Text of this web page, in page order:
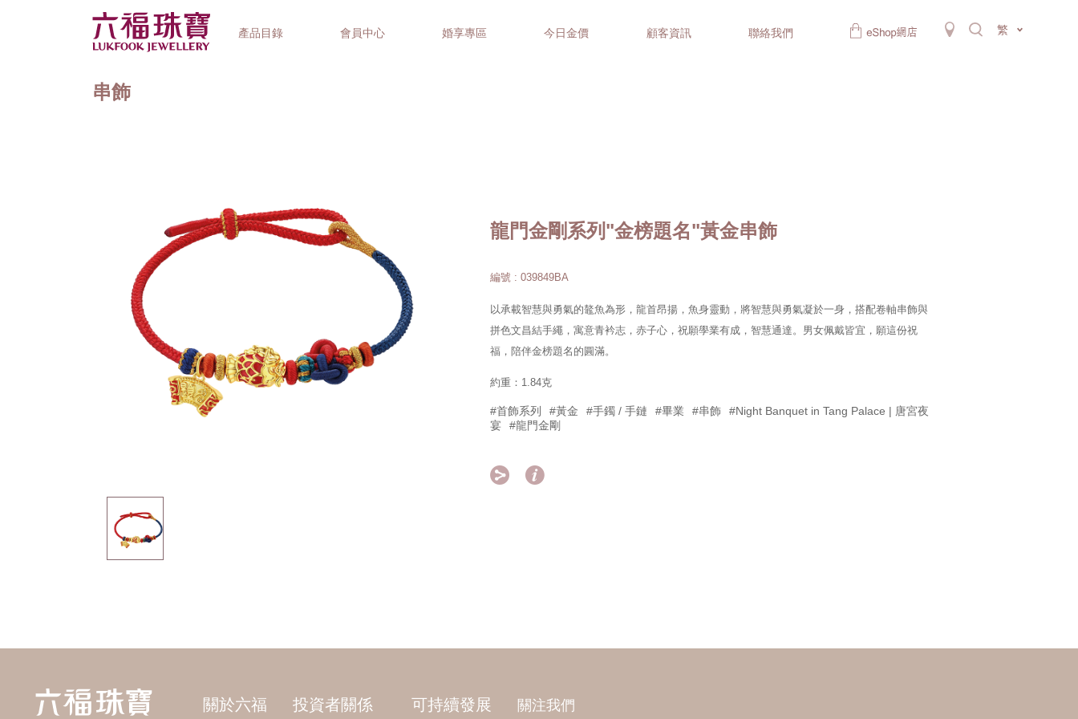
產品目錄 會員中心 婚享專區 今日金價 顧客資訊 聯絡我們 繁
串飾
龍門金剛系列"金榜題名"黃金串飾
編號 : 039849BA
以承載智慧與勇氣的鼇魚為形，龍首昂揚，魚身靈動，將智慧與勇氣凝於一身，搭配卷軸串飾與
拼色文昌結手繩，寓意青衿志，赤子心，祝願學業有成，智慧通達。男女佩戴皆宜，願這份祝
福，陪伴金榜題名的圓滿。
約重：1.84克
#首飾系列 #黃金 #手鐲 / 手鏈 #畢業 #串飾
#Night Banquet in Tang Palace | 唐宮夜
宴
#龍門金剛
 
關於六福 投資者關係 可持續發展 關注我們